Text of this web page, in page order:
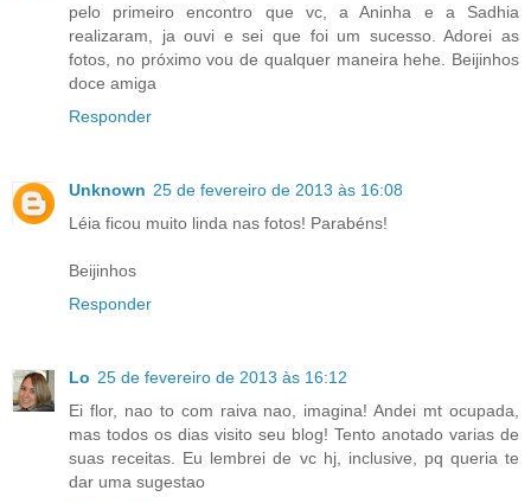
pelo primeiro encontro que vc, a Aninha e a Sadhia
realizaram, ja ouvi e sei que foi um sucesso. Adorei as
fotos, no próximo vou de qualquer maneira hehe. Beijinhos
doce amiga
Responder
Unknown 25 de fevereiro de 2013 às 16:08
Léia ficou muito linda nas fotos! Parabéns!
Beijinhos
Responder
Lo 25 de fevereiro de 2013 às 16:12
Ei flor, nao to com raiva nao, imagina! Andei mt ocupada,
mas todos os dias visito seu blog! Tento anotado varias de
suas receitas. Eu lembrei de vc hj, inclusive, pq queria te
dar uma sugestao